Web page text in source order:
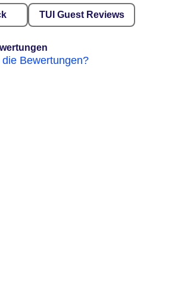
TUI Guest Reviews
Bewertungen?